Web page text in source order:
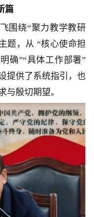
篇
围绕“聚力教学教研
题，从 “核心使命担
确”“具体工作部署”
提供了系统指引，也
与殷切期望。